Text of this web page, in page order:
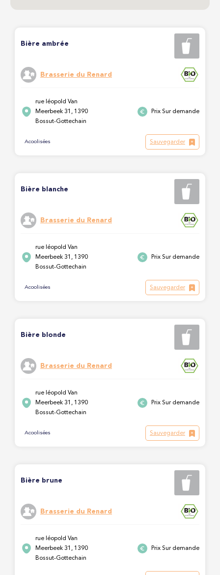
Bière ambrée
Brasserie du Renard
rue léopold Van
Meerbeek 31, 1390
Bossut-Gottechain
Prix Sur demande
Acoolisées Sauvegarder
Bière blanche
Brasserie du Renard
rue léopold Van
Meerbeek 31, 1390
Bossut-Gottechain
Prix Sur demande
Acoolisées Sauvegarder
Bière blonde
Brasserie du Renard
rue léopold Van
Meerbeek 31, 1390
Bossut-Gottechain
Prix Sur demande
Acoolisées Sauvegarder
Bière brune
Brasserie du Renard
rue léopold Van
Meerbeek 31, 1390
Bossut-Gottechain
Prix Sur demande